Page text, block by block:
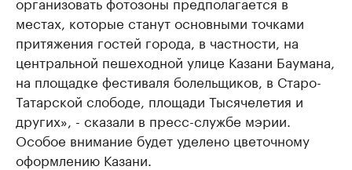
местах, которые станут основными точками
притяжения гостей города, в частности, на
центральной пешеходной улице Казани Баумана,
на площадке фестиваля болельщиков, в Старо-
Татарской слободе, площади Тысячелетия и
других», - сказали в пресс-службе мэрии.
Особое внимание будет уделено цветочному
оформлению Казани.